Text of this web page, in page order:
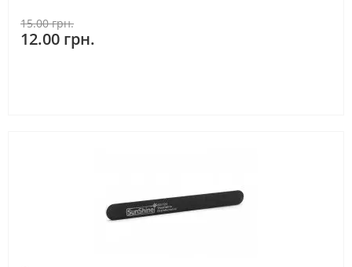
15.00 грн.
12.00 грн.